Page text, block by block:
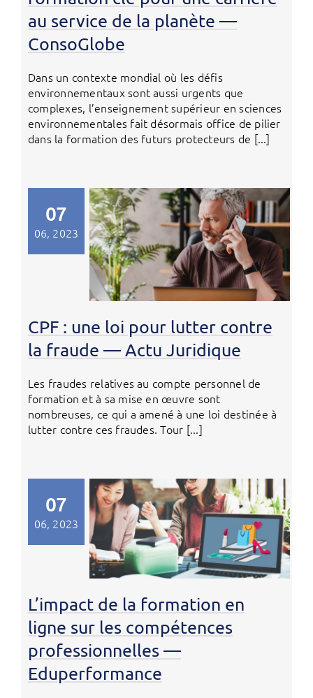
au service de la planète —
ConsoGlobe
Dans un contexte mondial où les défis
environnementaux sont aussi urgents que
complexes, l’enseignement supérieur en sciences
environnementales fait désormais office de pilier
dans la formation des futurs protecteurs de [...]
07
06, 2023
CPF : une loi pour lutter contre
la fraude — Actu Juridique
Les fraudes relatives au compte personnel de
formation et à sa mise en œuvre sont
nombreuses, ce qui a amené à une loi destinée à
lutter contre ces fraudes. Tour [...]
07
06, 2023
L’impact de la formation en
ligne sur les compétences
professionnelles —
Eduperformance